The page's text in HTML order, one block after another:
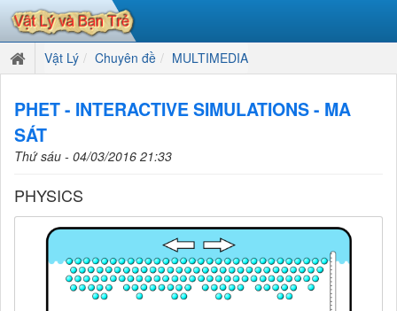
Vật Lý Chuyên đề MULTIMEDIA
PHET - INTERACTIVE SIMULATIONS - MA
SÁT
Thứ sáu - 04/03/2016 21:33
PHYSICS